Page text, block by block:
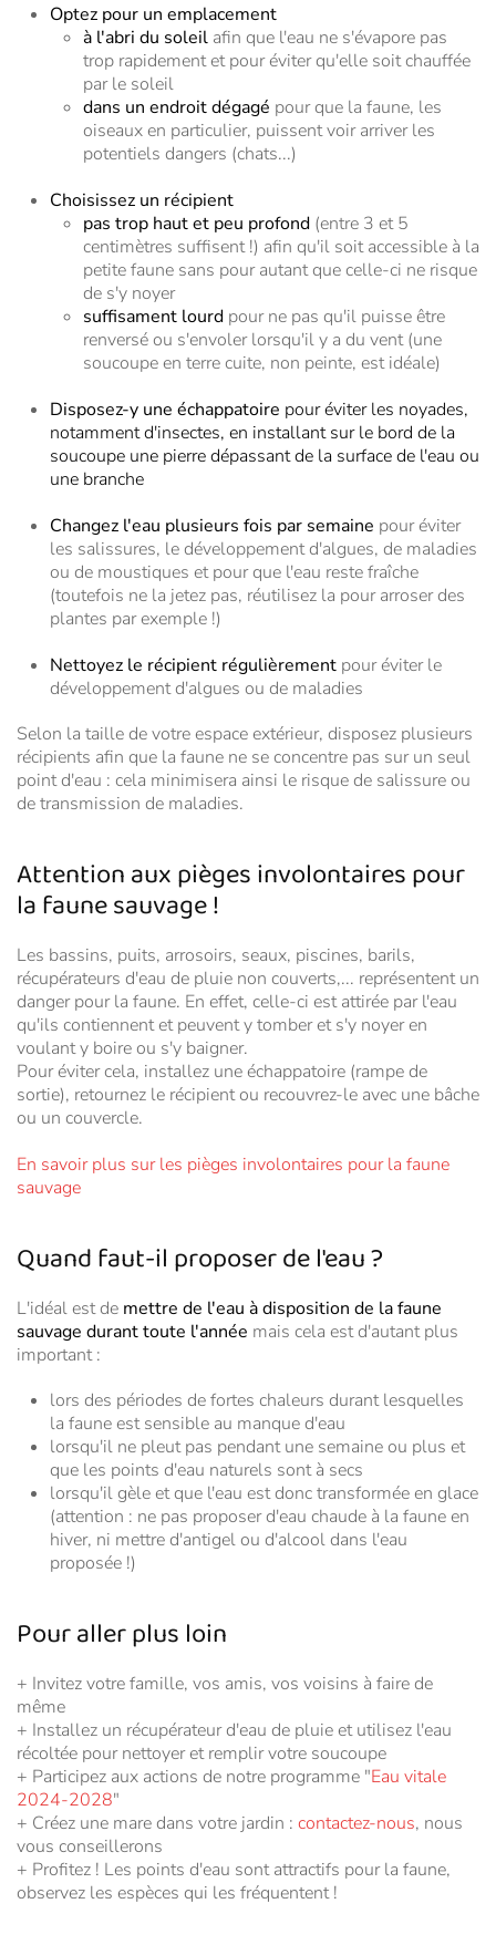
Optez pour un emplacement
à l'abri du soleil afin que l'eau ne s'évapore pas
trop rapidement et pour éviter qu'elle soit chauffée
par le soleil
dans un endroit dégagé pour que la faune, les
oiseaux en particulier, puissent voir arriver les
potentiels dangers (chats...)
Choisissez un récipient
pas trop haut et peu profond (entre 3 et 5
centimètres suffisent !) afin qu'il soit accessible à la
petite faune sans pour autant que celle-ci ne risque
de s'y noyer
suffisament lourd pour ne pas qu'il puisse être
renversé ou s'envoler lorsqu'il y a du vent (une
soucoupe en terre cuite, non peinte, est idéale)
Disposez-y une échappatoire pour éviter les noyades,
notammentd'insectes, en installant sur le bord de la
soucoupe une pierre dépassant de la surface de l'eau ou
une branche
Changez l'eau plusieurs fois par semaine pour éviter
les salissures, le développement d'algues, de maladies
ou de moustiques et pour que l'eau reste fraîche
(toutefois ne la jetez pas, réutilisez la pour arroser des
plantes par exemple !)
Nettoyez le récipient régulièrement pour éviter le
développement d'algues ou de maladies
Selon la taille de votre espace extérieur, disposez plusieurs
récipients afin que la faune ne se concentre pas sur un seul
point d'eau : cela minimisera ainsi le risque de salissure ou
de transmission de maladies.
Attention aux pièges involontaires pour
la faune sauvage !
Les bassins, puits, arrosoirs, seaux, piscines, barils,
récupérateurs d'eau de pluie non couverts,... représentent un
danger pour la faune. En effet, celle-ci est attirée par l'eau
qu'ils contiennent et peuvent y tomber et s'y noyer en
voulant y boire ou s'y baigner.
Pour éviter cela, installez une échappatoire (rampe de
sortie), retournez le récipient ou recouvrez-le avec une bâche
ou un couvercle.
En savoir plus sur les pièges involontaires pour la faune
sauvage
Quand faut-il proposer de l'eau ?
L'idéal est de mettre de l'eau à disposition de la faune
sauvage durant toute l'année mais cela est d'autant plus
important :
lors des périodes de fortes chaleurs durant lesquelles
la faune est sensible au manque d'eau
lorsqu'il ne pleut pas pendant une semaine ou plus et
que les points d'eau naturels sont à secs
lorsqu'il gèle et que l'eau est donc transformée en glace
(attention : ne pas proposerd'eau chaude à la faune en
hiver, ni mettred'antigel ou d'alcool dans l'eau
proposée !)
Pour aller plus loin
+ Invitez votre famille, vos amis, vos voisins à faire de
même
+ Installez un récupérateur d'eau de pluie et utilisez l'eau
récoltée pour nettoyer et remplir votre soucoupe
+ Participez aux actions de notre programme "Eau vitale
2024-2028"
+ Créez une mare dans votre jardin : contactez-nous, nous
vous conseillerons
+ Profitez ! Les points d'eau sont attractifs pour la faune,
observez les espèces qui les fréquentent !